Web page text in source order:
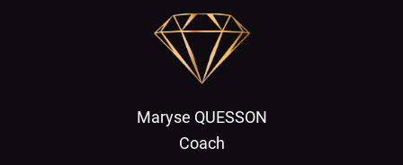
Maryse QUESSON
Coach